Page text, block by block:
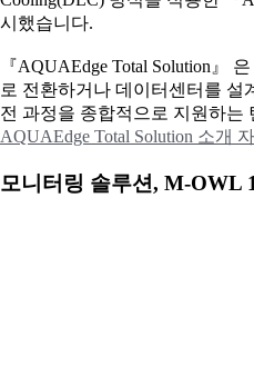
시했습니다.
『AQUAEdge Total Solution』
로 전환하거나 데이터센터를 설
전 과정을 종합적으로 지원하는
AQUAEdge Total Solution 소개
모니터링 솔루션, M-OWL